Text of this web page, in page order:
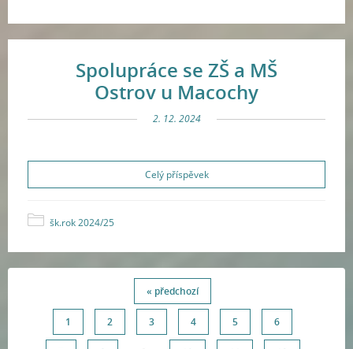
Spolupráce se ZŠ a MŠ
Ostrov u Macochy
2. 12. 2024
Celý příspěvek
šk.rok 2024/25
« předchozí
1 2 3 4 5 6